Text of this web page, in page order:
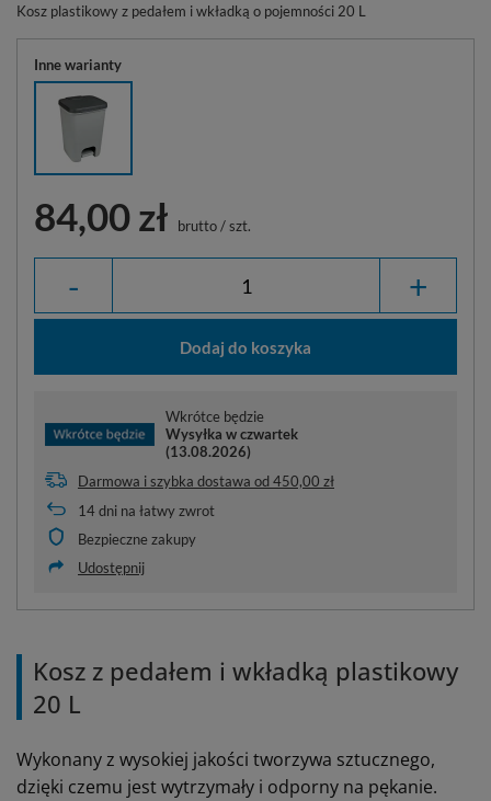
Kosz plastikowy z pedałem i wkładką o pojemności 20 L
Inne warianty
84,00 zł brutto/szt.
- +
Dodaj do koszyka
Wkrótce będzie
Wysyłka w czwartek
(13.08.2026)
Darmowa i szybka dostawa od450,00 zł
14dni na łatwy zwrot
Bezpieczne zakupy
Udostępnij
Kosz z pedałem i wkładką plastikowy
20 L
Wykonany z wysokiej jakości tworzywa sztucznego,
dzięki czemu jest wytrzymały i odporny na pękanie.